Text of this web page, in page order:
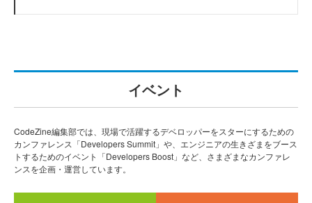
イベント
CodeZine編集部では、現場で活躍するデベロッパーをスターにするための
カンファレンス「Developers Summit」や、エンジニアの生きざまをブース
トするためのイベント「Developers Boost」など、さまざまなカンファレ
ンスを企画・運営しています。